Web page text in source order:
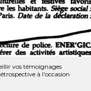
vos témoignages
à l'occasion